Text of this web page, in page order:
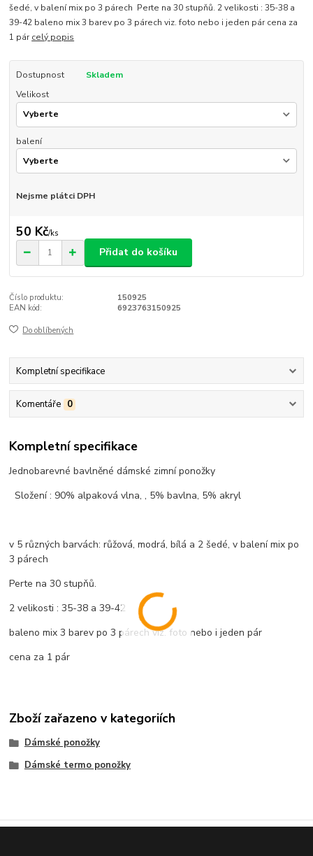
šedé, v balení mix po 3 párech Perte na 30 stupňů. 2 velikosti : 35-38 a
39-42 baleno mix 3 barev po 3 párech viz. foto nebo i jeden pár cena za
1 párcelý popis
Dostupnost
Skladem
Velikost
balení
Nejsme plátci DPH
50 Kč/ks
Přidat do košíku
Číslo produktu:
150925
EAN kód:
6923763150925
Do oblíbených
Kompletní specifikace
Komentáře 0
Kompletní specifikace
Jednobarevné bavlněné dámské zimní ponožky
Složení : 90% alpaková vlna, , 5% bavlna, 5% akryl
v 5 různých barvách: růžová, modrá, bílá a 2 šedé, v balení mix po
3 párech
Perte na 30 stupňů.
2 velikosti : 35-38 a 39-42
baleno mix 3 barev po 3 párech viz. foto nebo i jeden pár
cena za 1 pár
Zboží zařazeno v kategoriích
Dámské ponožky
Dámské termo ponožky